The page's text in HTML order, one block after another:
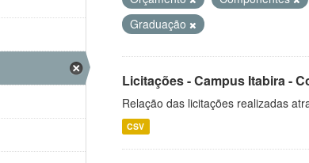
Graduação
Licitações - Campus Itabira -
Relação das licitações realizadas
CSV